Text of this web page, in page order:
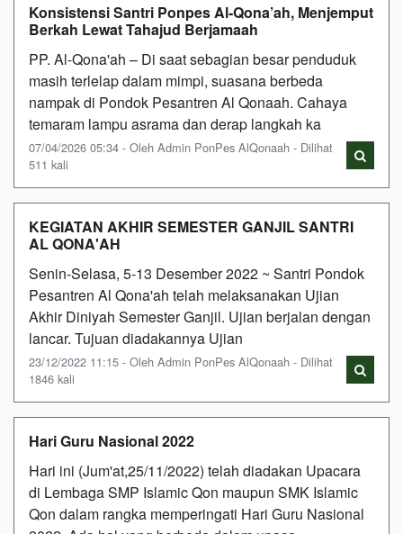
Konsistensi Santri Ponpes Al-Qona’ah, Menjemput
Berkah Lewat Tahajud Berjamaah
PP. Al-Qona'ah – Di saat sebagian besar penduduk
masih terlelap dalam mimpi, suasana berbeda
nampak di Pondok Pesantren Al Qonaah. Cahaya
temaram lampu asrama dan derap langkah ka
07/04/2026 05:34 - Oleh Admin PonPes AlQonaah - Dilihat
511 kali
KEGIATAN AKHIR SEMESTER GANJIL SANTRI
AL QONA'AH
Senin-Selasa, 5-13 Desember 2022 ~ Santri Pondok
Pesantren Al Qona'ah telah melaksanakan Ujian
Akhir Diniyah Semester Ganjil. Ujian berjalan dengan
lancar. Tujuan diadakannya Ujian
23/12/2022 11:15 - Oleh Admin PonPes AlQonaah - Dilihat
1846 kali
Hari Guru Nasional 2022
Hari ini (Jum'at,25/11/2022) telah diadakan Upacara
di Lembaga SMP Islamic Qon maupun SMK Islamic
Qon dalam rangka memperingati Hari Guru Nasional